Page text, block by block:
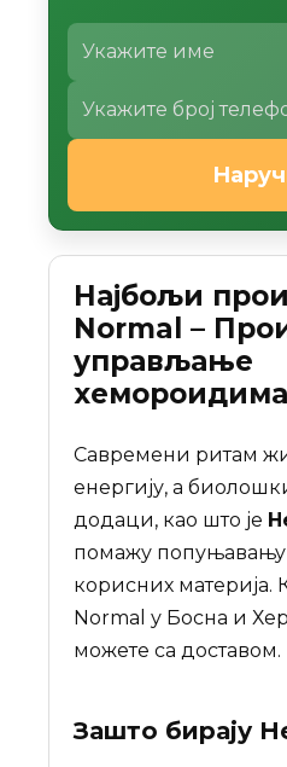
Најбољи
Normal –
управљање
Савремени ритам
енергију, а
додаци, као што је
помажу попуњавању
корисних материја.
Normal у Босна и
можете са доставом.
Зашто бирају